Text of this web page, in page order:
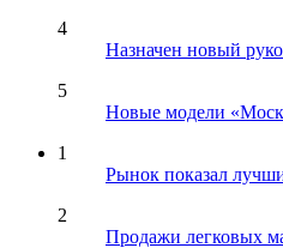
4
Назначен новый
5
Новые модели
1
Рынок показал
2
Продажи легковых